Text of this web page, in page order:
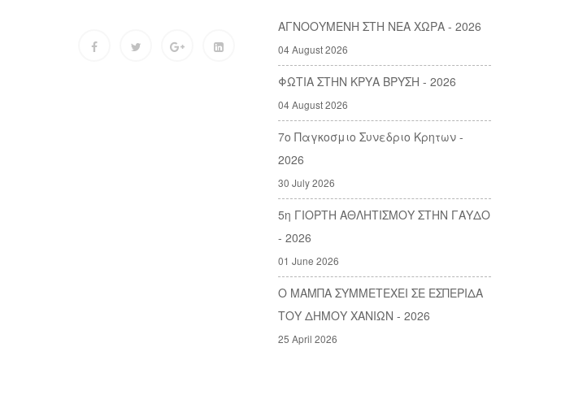
ΑΓΝΟΟΥΜΕΝΗ ΣΤΗ ΝΕΑ ΧΩΡΑ - 2026
04 August 2026
ΦΩΤΙΑ ΣΤΗΝ ΚΡΥΑ ΒΡΥΣΗ - 2026
04 August 2026
7ο Παγκοσμιο Συνεδριο Κρητων -
2026
30 July 2026
5η ΓΙΟΡΤΗ ΑΘΛΗΤΙΣΜΟΥ ΣΤΗΝ ΓΑΥΔΟ
- 2026
01 June 2026
Ο ΜΑΜΠΑ ΣΥΜΜΕΤΕΧΕΙ ΣΕ ΕΣΠΕΡΙΔΑ
ΤΟΥ ΔΗΜΟΥ ΧΑΝΙΩΝ - 2026
25 April 2026